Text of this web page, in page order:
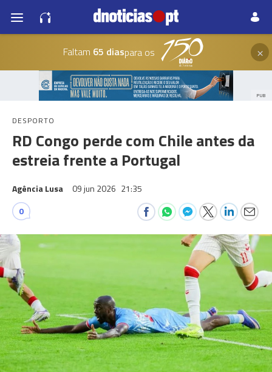
Faltam 65 diaspara os ×
PUB
DESPORTO
RD Congo perde com Chile antes da
estreia frente a Portugal
Agência Lusa 09 jun 2026 21:35
0